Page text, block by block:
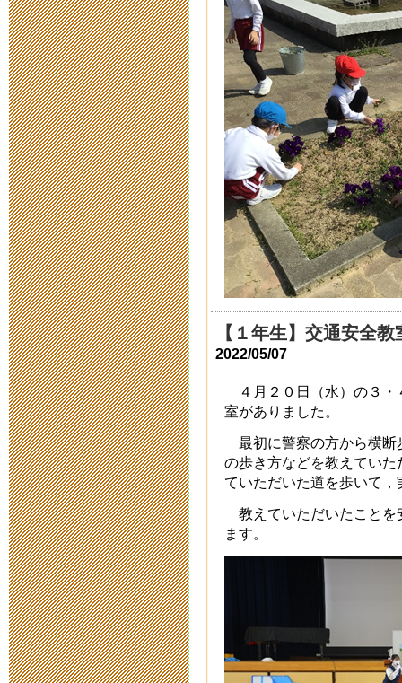
ふるさと三重
2015年12月 4日
三重工場内調
2015年10月14日
三重とこわか
ついて
2015年9月 8日
地球と三重の
2015年9月 7日
理数体験フェ
2015年9月 7日
わくわく！！
2015年9月 7日
小倉百人一首
2015年9月 4日
【１年生】交通安全
2022/05/07
４月２０日（水）の３
室がありました。
最初に警察の方から横断
の歩き方などを教えてい
ていただいた道を歩いて，
教えていただいたことを
ます。